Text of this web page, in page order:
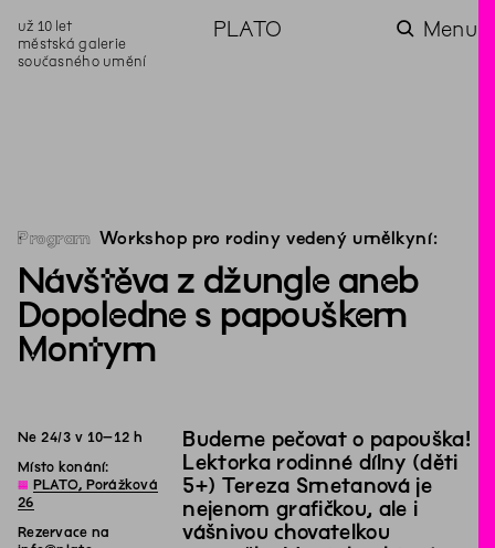
už 10 let
městská galerie
současného umění
PLATO Menu
Program Workshop pro rodiny vedený umělkyní:
Návštěva z džungle aneb
Dopoledne s papouškem
Montym
Ne 24/3 v 10–12 h
Místo konání:
◊ PLATO, Porážková
26
Rezervace na
Budeme pečovat o papouška!
Lektorka rodinné dílny (děti
5+) Tereza Smetanová je
nejenom grafičkou, ale i
vášnivou chovatelkou